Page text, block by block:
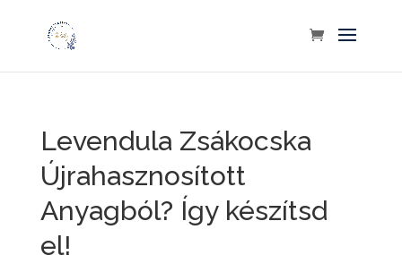
Levendula Zsákocska
Újrahasznosított
Anyagból? Így készítsd
el!